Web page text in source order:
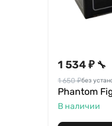
1 534 ₽ 🔧
1 650 ₽без
Phantom
В наличии